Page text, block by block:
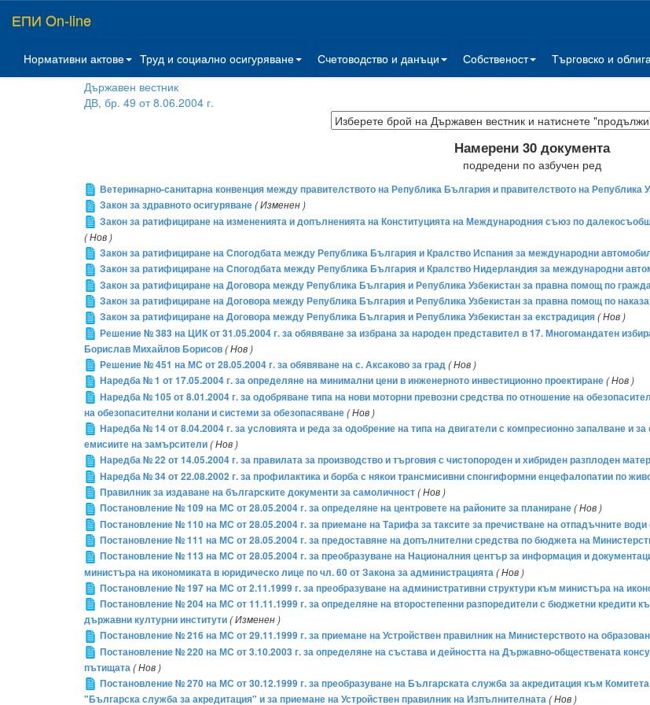
ЕПИ On-line
Нормативни актове Труд и социално осигуряване Счетоводство и данъци Собственост Търговско и
Държавен вестник
ДВ, бр. 49 от 8.06.2004 г.
Намерени 30 документа
подредени по азбучен ред
Ветеринарно-санитарна конвенция между правителството на Република България и правителството на Република
Закон за здравното осигуряване( Изменен )
Закон за ратифициране на измененията и допълненията на Конституцията на Международния съюз по
( Нов )
Закон за ратифициране на Спогодбата между Република България и Кралство Испания за международни
Закон за ратифициране на Спогодбата между Република България и Кралство Нидерландия за международни
Закон за ратифициране на Договора между Република България и Република Узбекистан за правна помощ по
Закон за ратифициране на Договора между Република България и Република Узбекистан за правна помощ по
Закон за ратифициране на Договора между Република България и Република Узбекистан за екстрадиция( Нов )
Решение № 383 на ЦИК от 31.05.2004 г. за обявяване за избрана за народен представител в 17. Многомандатен
Борислав Михайлов Борисов( Нов )
Решение № 451 на МС от 28.05.2004 г. за обявяване на с. Аксаково за град( Нов )
Наредба № 1 от 17.05.2004 г. за определяне на минимални цени в инженерното инвестиционно проектиране( Нов )
Наредба № 105 от 8.01.2004 г. за одобряване типа на нови моторни превозни средства по отношение на
на обезопасителни колани и системи за обезопасяване( Нов )
Наредба № 14 от 8.04.2004 г. за условията и реда за одобрение на типа на двигатели с компресионно запалване и
емисиите на замърсители( Нов )
Наредба № 22 от 14.05.2004 г. за правилата за производство и търговия с чистопороден и хибриден разплоден
Наредба № 34 от 22.08.2002 г. за профилактика и борба с някои трансмисивни спонгиформни енцефалопатии по
Правилник за издаване на българските документи за самоличност( Нов )
Постановление № 109 на МС от 28.05.2004 г. за определяне на центровете на районите за планиране( Нов )
Постановление № 110 на МС от 28.05.2004 г. за приемане на Тарифа за таксите за пречистване на отпадъчните
Постановление № 111 на МС от 28.05.2004 г. за предоставяне на допълнителни средства по бюджета на
Постановление № 113 на МС от 28.05.2004 г. за преобразуване на Националния център за информация и
министъра на икономиката в юридическо лице по чл. 60 от Закона за администрацията( Нов )
Постановление № 197 на МС от 2.11.1999 г. за преобразуване на административни структури към министъра на
Постановление № 204 на МС от 11.11.1999 г. за определяне на второстепенни разпоредители с бюджетни кредити
държавни културни институти( Изменен )
Постановление № 216 на МС от 29.11.1999 г. за приемане на Устройствен правилник на Министерството на
Постановление № 220 на МС от 3.10.2003 г. за определяне на състава и дейността на Държавно-обществената
пътищата( Нов )
Постановление № 270 на МС от 30.12.1999 г. за преобразуване на Българската служба за акредитация към
"Българска служба за акредитация" и за приемане на Устройствен правилник на Изпълнителната( Нов )